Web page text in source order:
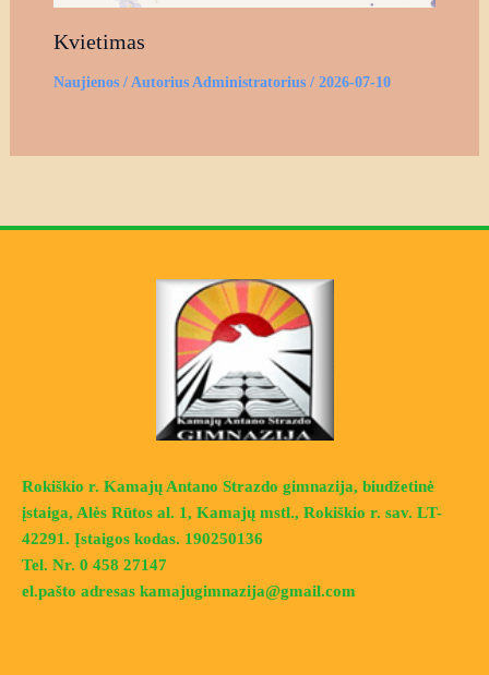
Kvietimas
Naujienos/ Autorius Administratorius / 2026-07-10
Rokiškio r. Kamajų Antano Strazdo gimnazija, biudžetinė
įstaiga, Alės Rūtos al. 1, Kamajų mstl., Rokiškio r. sav. LT-
42291. Įstaigos kodas. 190250136
Tel. Nr. 0 458 27147
el.pašto adresas kamajugimnazija@gmail.com